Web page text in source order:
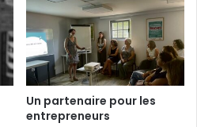
Un partenaire pour les
entrepreneurs